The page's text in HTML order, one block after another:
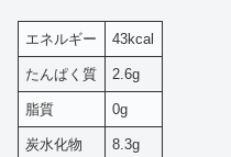
エネルギー 43kcal
たんぱく質 2.6g
脂質 0g
炭水化物 8.3g